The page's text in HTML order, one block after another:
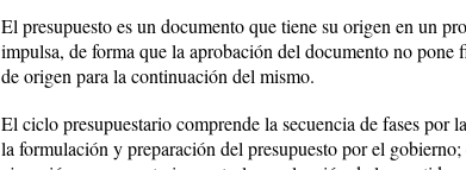
El presupuesto es un documento que tiene su origen en un
impulsa, de forma que la aprobación del documento no
de origen para la continuación del mismo.
El ciclo presupuestario comprende la secuencia de fases por
la formulación y preparación del presupuesto por el